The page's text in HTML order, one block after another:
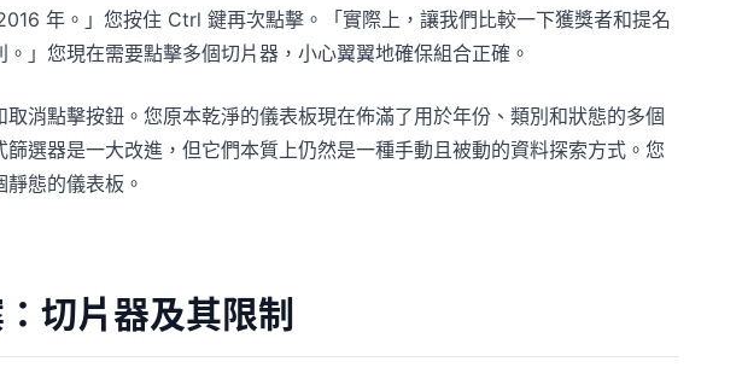
年。」您按住 Ctrl 鍵再次點擊。「實際上，讓我們比較一下獲獎者和提名
」您現在需要點擊多個切片器，小心翼翼地確保組合正確。
消點擊按鈕。您原本乾淨的儀表板現在佈滿了用於年份、類別和狀態的多個
選器是一大改進，但它們本質上仍然是一種手動且被動的資料探索方式。您
態的儀表板。
切片器及其限制